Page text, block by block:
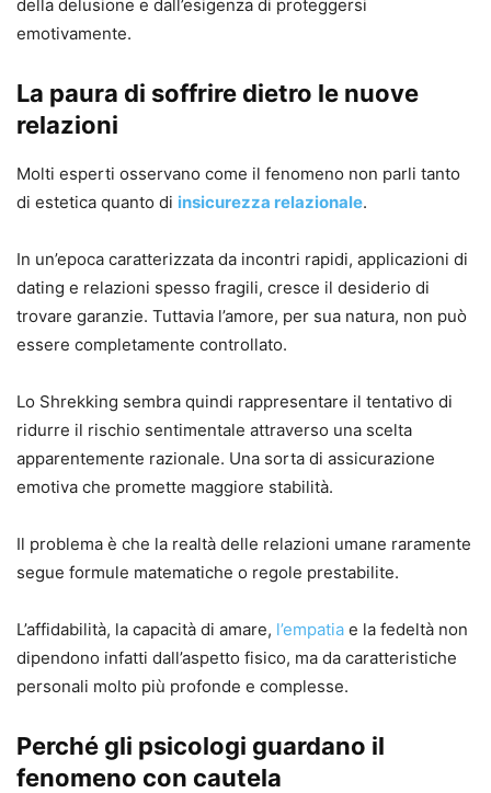
della delusione e dall’esigenza di proteggersi
emotivamente.
La paura di soffrire dietro le nuove
relazioni
Molti esperti osservano come il fenomeno non parli tanto
di estetica quanto di insicurezza relazionale.
In un’epoca caratterizzata da incontri rapidi, applicazioni di
dating e relazioni spesso fragili, cresce il desiderio di
trovare garanzie. Tuttavia l’amore, per sua natura, non può
essere completamente controllato.
Lo Shrekking sembra quindi rappresentare il tentativo di
ridurre il rischio sentimentale attraverso una scelta
apparentemente razionale. Una sorta di assicurazione
emotiva che promette maggiore stabilità.
Il problema è che la realtà delle relazioni umane raramente
segue formule matematiche o regole prestabilite.
L’affidabilità, la capacità di amare, l’empatia e la fedeltà non
dipendono infatti dall’aspetto fisico, ma da caratteristiche
personali molto più profonde e complesse.
Perché gli psicologi guardano il
fenomeno con cautela